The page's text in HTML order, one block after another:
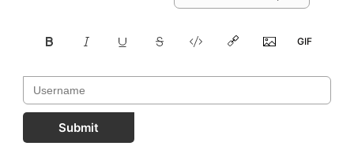
Submit